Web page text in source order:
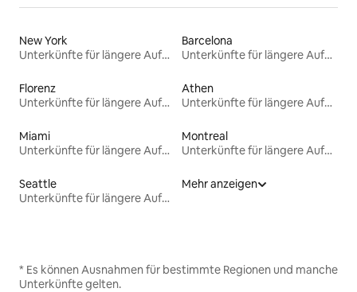
New York
Unterkünfte für längere Aufenthalte
Barcelona
Unterkünfte für längere Aufenthalte
Florenz
Unterkünfte für längere Aufenthalte
Athen
Unterkünfte für längere Aufenthalte
Miami
Unterkünfte für längere Aufenthalte
Montreal
Unterkünfte für längere Aufenthalte
Seattle
Unterkünfte für längere Aufenthalte
Mehr anzeigen
* Es können Ausnahmen für bestimmte Regionen und manche
Unterkünfte gelten.